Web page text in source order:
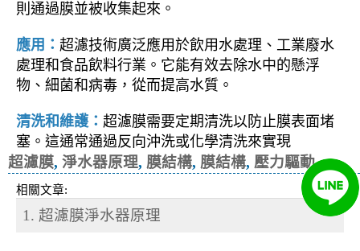
則通過膜並被收集起來。
應用： 超濾技術廣泛應用於飲用水處理、工業廢水
處理和食品飲料行業。它能有效去除水中的懸浮
物、細菌和病毒，從而提高水質。
清洗和維護： 超濾膜需要定期清洗以防止膜表面堵
塞。這通常通過反向沖洗或化學清洗來實現
超濾膜, 淨水器原理, 膜結構, 膜結構, 壓力驅動
相關文章:
1. 超濾膜淨水器原理